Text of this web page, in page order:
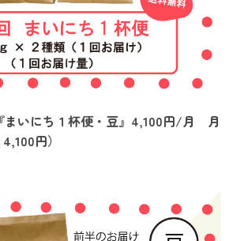
まいにち１杯便・豆』4,100円/月 月
円）